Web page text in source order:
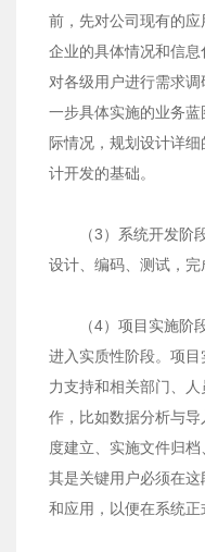
前，先对公司现有的
企业的具体情况和信息
对各级用户进行需求
一步具体实施的业务
际情况，规划设计详
计开发的基础。
（3）系统开发阶段
设计、编码、测试，完
（4）项目实施阶段
进入实质性阶段。项
力支持和相关部门、
作，比如数据分析与
度建立、实施文件归
其是关键用户必须在
和应用，以便在系统正